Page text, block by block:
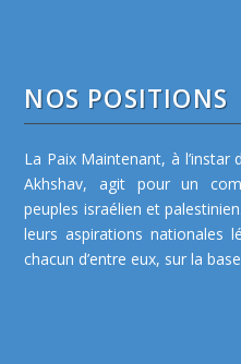
NOS POSITIONS
La Paix Maintenant, à
Akhshav, agit pour un
peuples israélien et
leurs aspirations nationales
chacun d’entre eux, sur la base